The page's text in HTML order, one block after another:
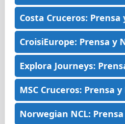
Costa Cruceros:
CroisiEurope: Prensa y
Explora Journeys:
MSC Cruceros: Prensa
Norwegian NCL: